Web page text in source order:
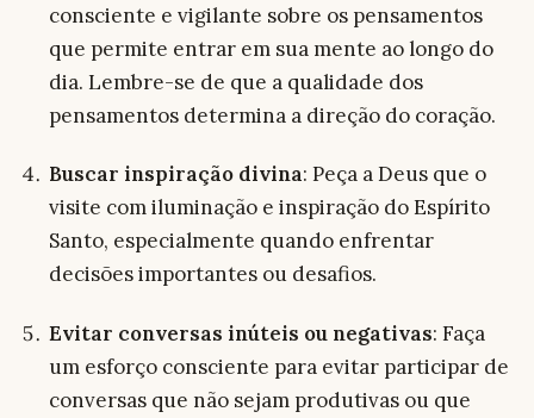
consciente e vigilante sobre os pensamentos
que permite entrar em sua mente ao longo do
dia. Lembre-se de que a qualidade dos
pensamentos determina a direção do coração.
Buscar inspiração divina: Peça a Deus que o
visite com iluminação e inspiração do Espírito
Santo, especialmente quando enfrentar
decisões importantes ou desafios.
Evitar conversas inúteis ou negativas: Faça
um esforço consciente para evitar participar de
conversas que não sejam produtivas ou que